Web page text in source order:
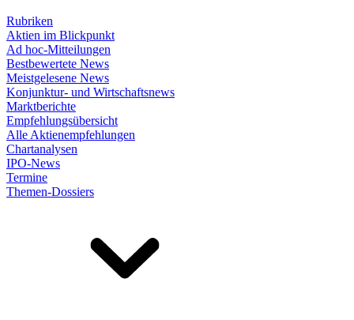
Rubriken
Aktien im Blickpunkt
Ad hoc-Mitteilungen
Bestbewertete News
Meistgelesene News
Konjunktur- und Wirtschaftsnews
Marktberichte
Empfehlungsübersicht
Alle Aktienempfehlungen
Chartanalysen
IPO-News
Termine
Themen-Dossiers